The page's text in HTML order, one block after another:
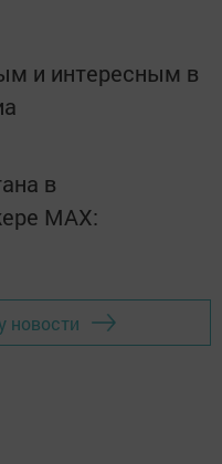
и интересным в
в
MАХ:
новости